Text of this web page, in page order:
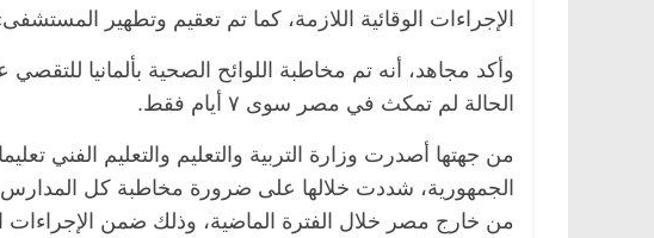
الإجراءات الوقائية اللازمة، كما تم تعقيم وتطهير
وأكد مجاهد، أنه تم مخاطبة اللوائح الصحية بألمانيا للتقصي
الحالة لم تمكث في مصر سوى ٧ أيام فقط.
من جهتها أصدرت وزارة التربية والتعليم والتعليم الفني
الجمهورية، شددت خلالها على ضرورة مخاطبة كل المدارس
من خارج مصر خلال الفترة الماضية، وذلك ضمن الإجراءات